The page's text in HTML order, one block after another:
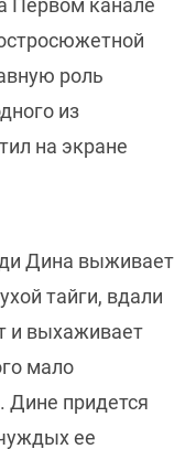
Первом канале
роль
из
на экране
Дина выживает
тайги, вдали
и выхаживает
мало
Дине придется
ее